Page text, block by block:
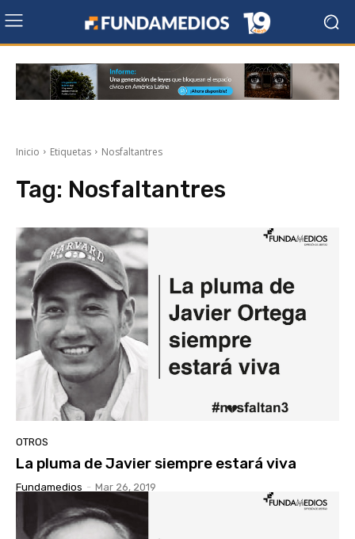
Inicio Etiquetas Nosfaltantres
Tag: Nosfaltantres
OTROS
La pluma de Javier siempre estará viva
Fundamedios - Mar 26, 2019